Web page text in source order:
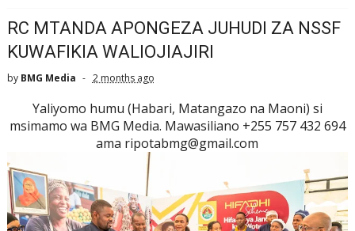
RC MTANDA APONGEZA JUHUDI ZA NSSF
KUWAFIKIA WALIOJIAJIRI
by BMG Media 2 months ago
Yaliyomo humu (Habari, Matangazo na Maoni) si
msimamo wa BMG Media. Mawasiliano +255 757 432 694
ama ripotabmg@gmail.com